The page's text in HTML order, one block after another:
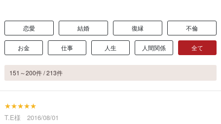
恋愛 結婚 復縁 不倫
お金 仕事 人生 人間関係 全て
151～200件 / 213件
★★★★★
T.E様 2016/08/01